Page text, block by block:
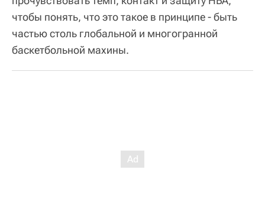
чтобы понять, что это такое в принципе - быть
частью столь глобальной и многогранной
баскетбольной махины.